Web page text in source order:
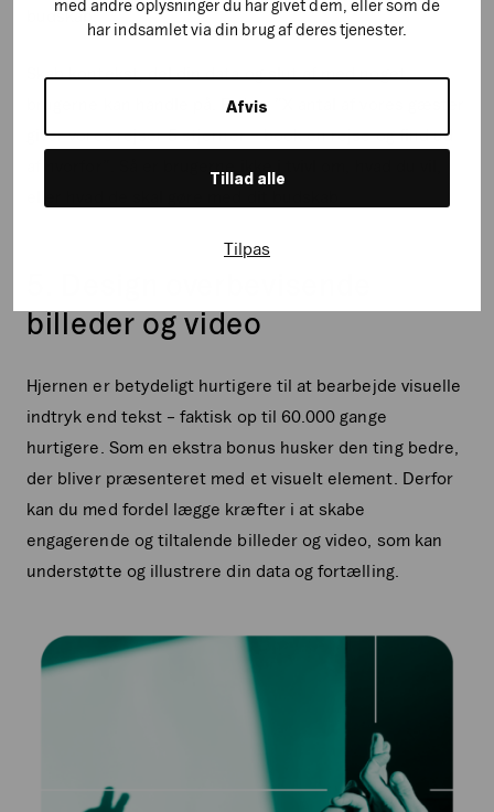
med andre oplysninger du har givet dem, eller som de
har indsamlet via din brug af deres tjenester.
Afvis
Tillad alle
Tilpas
budskab.
Skab kontekst, del din data og slut af med noget,
brugerne kan handle på. F.eks.: ”X antal af vores gæster
giver vores rejser 5 stjerner – book en rejse og find ud
billeder og video
Hjernen er betydeligt hurtigere til at bearbejde visuelle
indtryk end tekst – faktisk op til 60.000 gange
hurtigere. Som en ekstra bonus husker den ting bedre,
der bliver præsenteret med et visuelt element. Derfor
kan du med fordel lægge kræfter i at skabe
engagerende og tiltalende billeder og video, som kan
understøtte og illustrere din data og fortælling.